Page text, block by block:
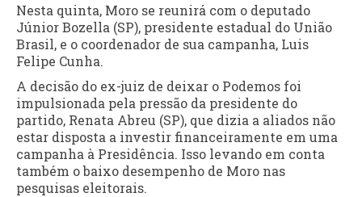
Nesta quinta, Moro se reunirá com o deputado
Júnior Bozella (SP), presidente estadual do União
Brasil, e o coordenador de sua campanha, Luis
Felipe Cunha.
A decisão do ex-juiz de deixar o Podemos foi
impulsionada pela pressão da presidente do
partido, Renata Abreu (SP), que dizia a aliados não
estar disposta a investir financeiramente em uma
campanha à Presidência. Isso levando em conta
também o baixo desempenho de Moro nas
pesquisas eleitorais.